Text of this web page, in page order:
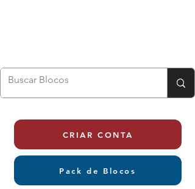
CRIAR CONTA
Pack de Blocos